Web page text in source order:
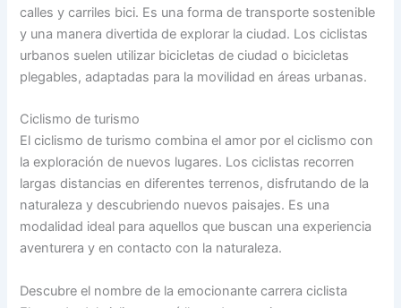
calles y carriles bici. Es una forma de transporte sostenible
y una manera divertida de explorar la ciudad. Los ciclistas
urbanos suelen utilizar bicicletas de ciudad o bicicletas
plegables, adaptadas para la movilidad en áreas urbanas.
Ciclismo de turismo
El ciclismo de turismo combina el amor por el ciclismo con
la exploración de nuevos lugares. Los ciclistas recorren
largas distancias en diferentes terrenos, disfrutando de la
naturaleza y descubriendo nuevos paisajes. Es una
modalidad ideal para aquellos que buscan una experiencia
aventurera y en contacto con la naturaleza.
Descubre el nombre de la emocionante carrera ciclista